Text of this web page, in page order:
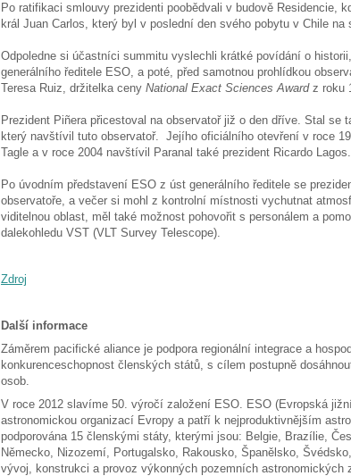
Po ratifikaci smlouvy prezidenti poobědvali v budově Residencie,
král Juan Carlos, který byl v poslední den svého pobytu v Chile na
Odpoledne si účastníci summitu vyslechli krátké povídání o
generálního ředitele ESO, a poté, před samotnou prohlídkou
Teresa Ruiz, držitelka ceny National Exact Sciences Awardz roku
Prezident Piñera přicestoval na observatoř již o den dříve. Stal
který navštívil tuto observatoř. Jejího oficiálního otevření v roce
Tagle a v roce 2004 navštívil Paranal také prezident Ricardo Lagos.
Po úvodním představení ESO z úst generálního ředitele se
observatoře, a večer si mohl z kontrolní místnosti vychutnat
viditelnou oblast, měl také možnost pohovořit s personálem a
dalekohledu VST (VLT Survey Telescope).
Zdroj
Další informace
Záměrem pacifické aliance je podpora regionální integrace a
konkurenceschopnost členských států, s cílem postupně
osob.
V roce 2012 slavíme 50. výročí založení ESO. ESO (Evropská
astronomickou organizací Evropy a patří k nejproduktivnějším
podporována 15 členskými státy, kterými jsou: Belgie, Brazílie,
Německo, Nizozemí, Portugalsko, Rakousko, Španělsko,
vývoj, konstrukci a provoz výkonných pozemních